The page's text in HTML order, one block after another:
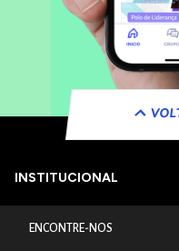
INSTITUCIONAL
ENCONTRE-NOS